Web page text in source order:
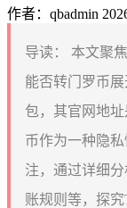
作者：qbadmin
导读：
本文聚
能否转门罗币展
包，其官网地
币作为一种隐
注，通过详细
账规则等，探